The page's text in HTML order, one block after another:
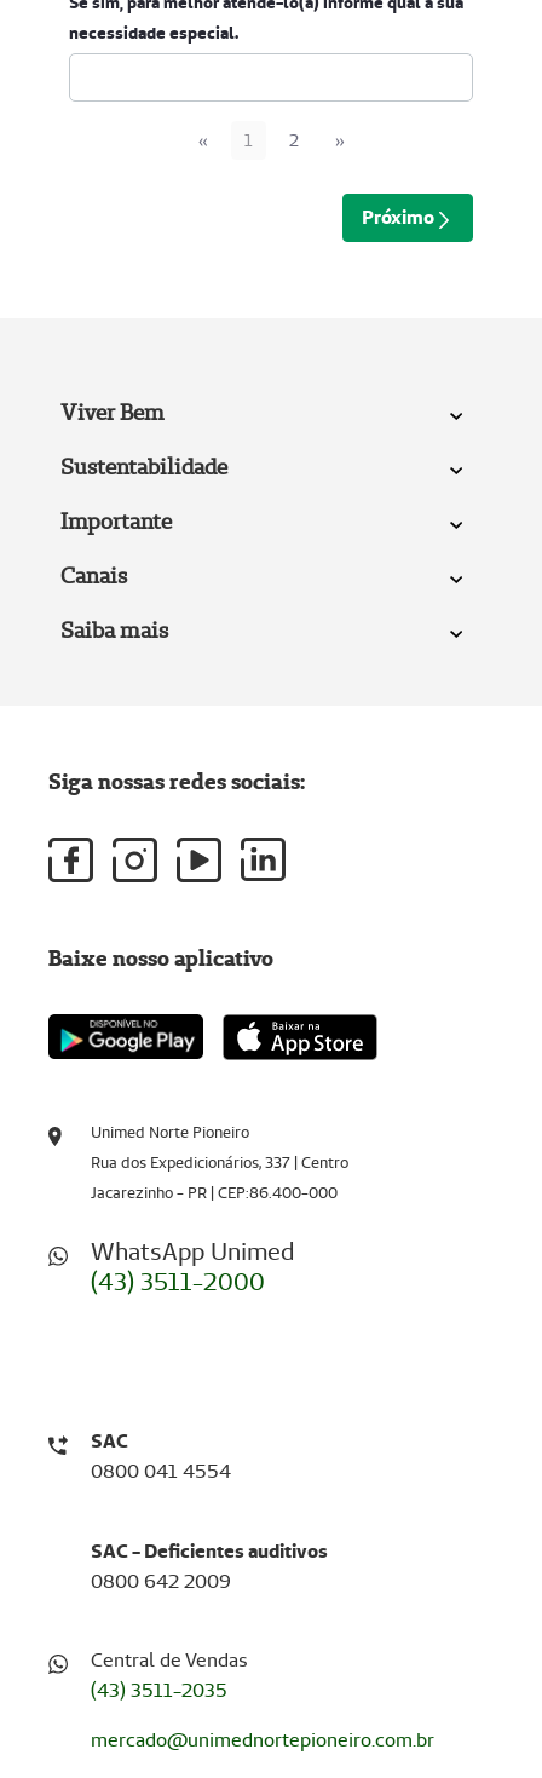
Obrigatório
necessidade especial.
«Anterior
1 2 »Próximo
Próximo
Viver Bem
Sustentabilidade
Importante
Canais
Saiba mais
Unimed Norte Pioneiro
Rua dos Expedicionários, 337 | Centro
Jacarezinho - PR | CEP:86.400-000
WhatsApp Unimed
(43) 3511-2000
SAC
0800 041 4554
SAC - Deficientes auditivos
0800 642 2009
Central de Vendas
(43) 3511-2035
mercado@unimednortepioneiro.com.br
Siga nossas redes sociais:
Baixe nosso aplicativo